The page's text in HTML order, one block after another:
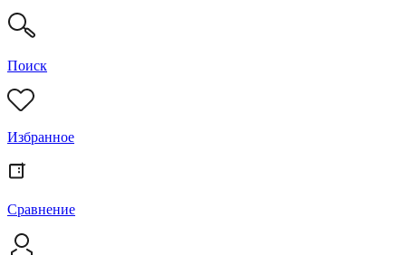
Поиск
Избранное
Сравнение